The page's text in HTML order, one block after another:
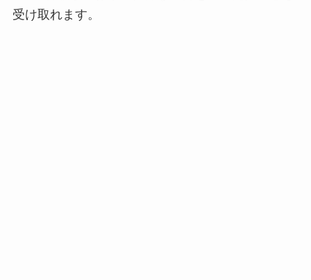
受け取れます。